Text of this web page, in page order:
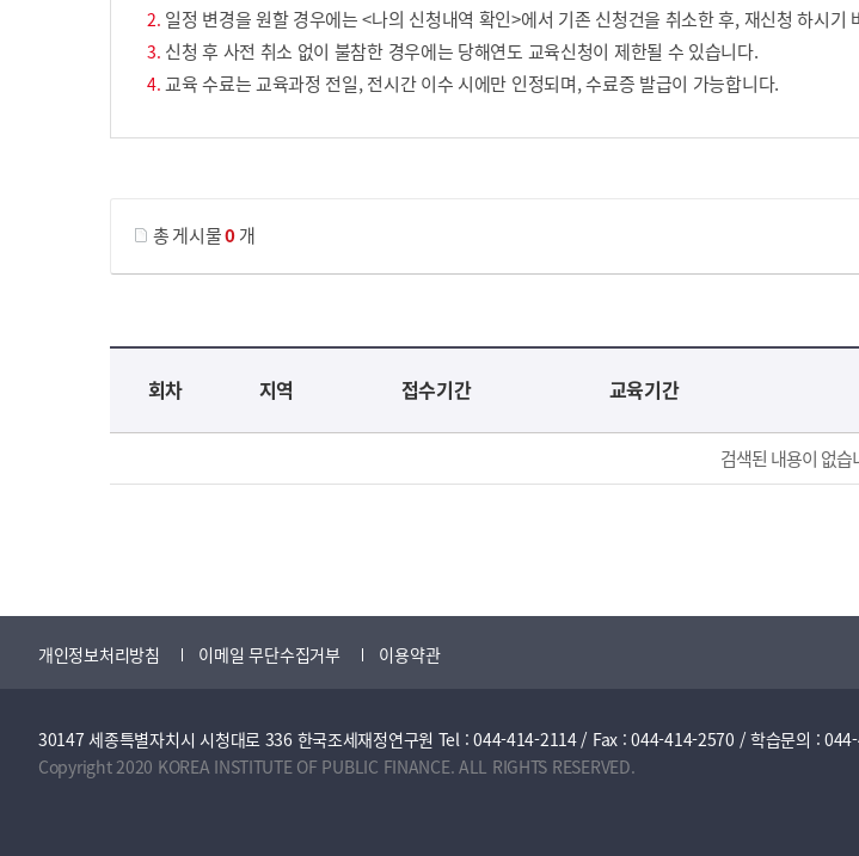
일정 변경을 원할 경우에는 <나의 신청내역 확인>에서 기존 신청건을 취소한 후, 재신청 하시기
신청 후 사전 취소 없이 불참한 경우에는 당해연도 교육신청이 제한될 수 있습니다.
교육 수료는 교육과정 전일, 전시간 이수 시에만 인정되며, 수료증 발급이 가능합니다.
총 게시물0개
교육신청 목록을 나타낸 표로 회차, 지역, 접수기간, 교육기간, 교육장소, 신청인원/모집인원, 상태로 나뉘어 설명합니다.
회차 지역 접수기간 교육기간
검색된 내용이 없습
개인정보처리방침 이메일 무단수집거부 이용약관
30147 세종특별자치시 시청대로 336 한국조세재정연구원 Tel : 044-414-2114 / Fax : 044-414-2570 / 학습문의 :
Copyright 2020 KOREA INSTITUTE OF PUBLIC FINANCE. ALL RIGHTS RESERVED.